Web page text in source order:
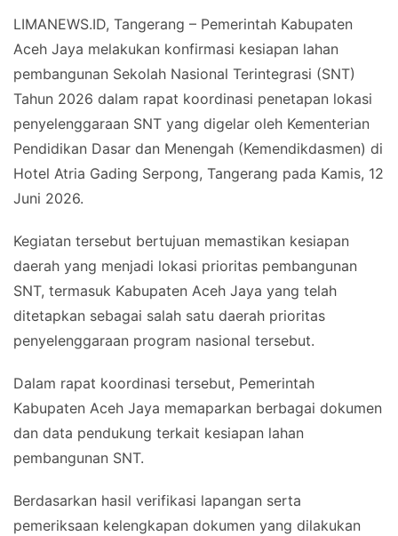
LIMANEWS.ID, Tangerang – Pemerintah Kabupaten
Aceh Jaya melakukan konfirmasi kesiapan lahan
pembangunan Sekolah Nasional Terintegrasi (SNT)
Tahun 2026 dalam rapat koordinasi penetapan lokasi
penyelenggaraan SNT yang digelar oleh Kementerian
Pendidikan Dasar dan Menengah (Kemendikdasmen) di
Hotel Atria Gading Serpong, Tangerang pada Kamis, 12
Juni 2026.
Kegiatan tersebut bertujuan memastikan kesiapan
daerah yang menjadi lokasi prioritas pembangunan
SNT, termasuk Kabupaten Aceh Jaya yang telah
ditetapkan sebagai salah satu daerah prioritas
penyelenggaraan program nasional tersebut.
Dalam rapat koordinasi tersebut, Pemerintah
Kabupaten Aceh Jaya memaparkan berbagai dokumen
dan data pendukung terkait kesiapan lahan
pembangunan SNT.
Berdasarkan hasil verifikasi lapangan serta
pemeriksaan kelengkapan dokumen yang dilakukan